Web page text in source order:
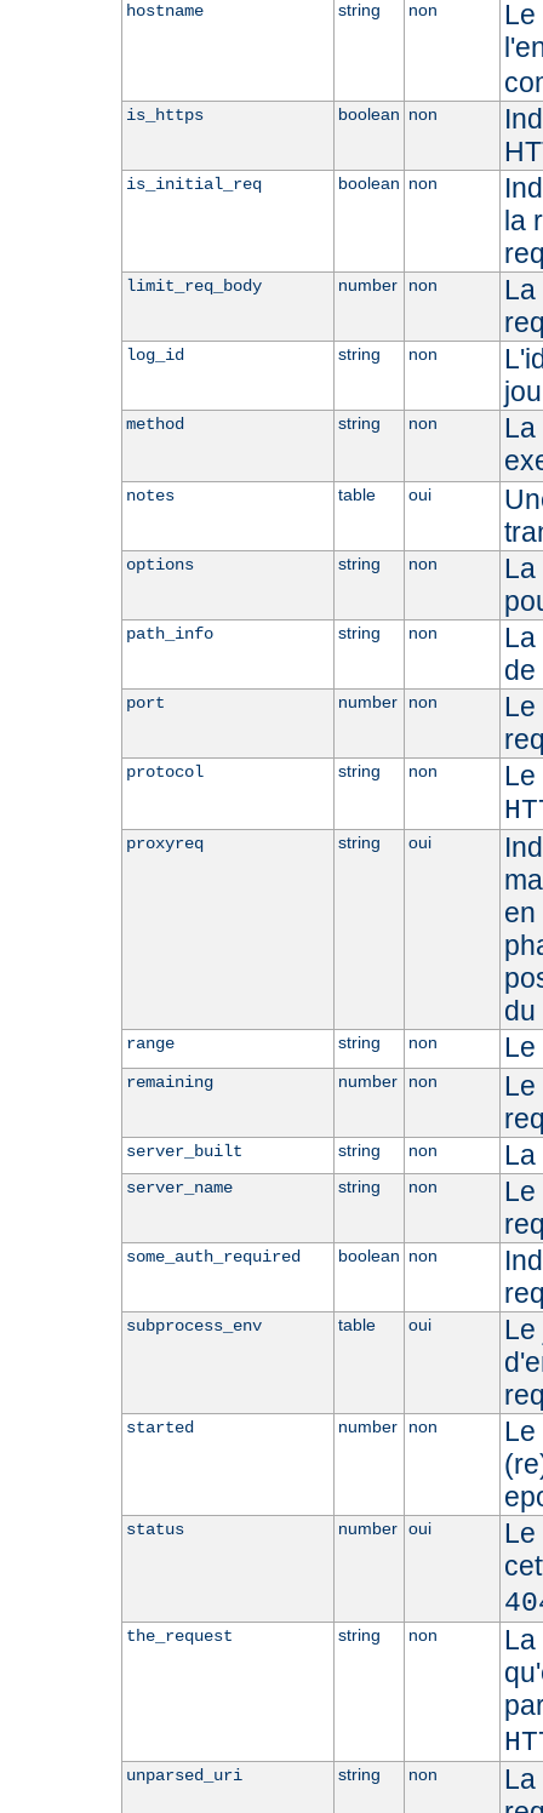
hostname string non
Le
is_https boolean non
is_initial_req boolean non
la
limit_req_body number non
La
log_id string non
method string non
La
notes table oui
options string non
La
path_info string non
La
de
port number non
Le
protocol string non
Le
proxyreq string oui
en
du
range string non
remaining number non
Le
server_built string non La
server_name string non
Le
some_auth_required boolean non
subprocess_env table oui
Le
started number non
Le
status number oui
Le
the_request string non
La
unparsed_uri string non
La